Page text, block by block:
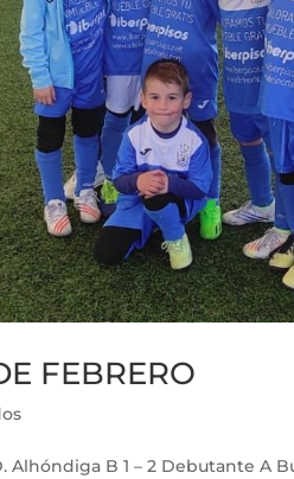
FEBRERO
Alhóndiga B 1 – 2 Debutante